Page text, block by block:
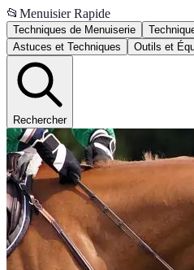
📂 Menuisier Rapide
Techniques de Menuiserie
Astuces et Techniques
Outils et
Rechercher